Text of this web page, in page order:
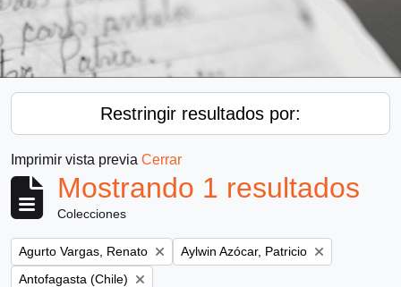
Restringir resultados por:
Imprimir vista previa Cerrar
Mostrando 1 resultados
Colecciones
Remove filter:
Agurto Vargas, Renato Remove filter:
Aylwin Azócar, Patricio
Remove filter:
Antofagasta (Chile)